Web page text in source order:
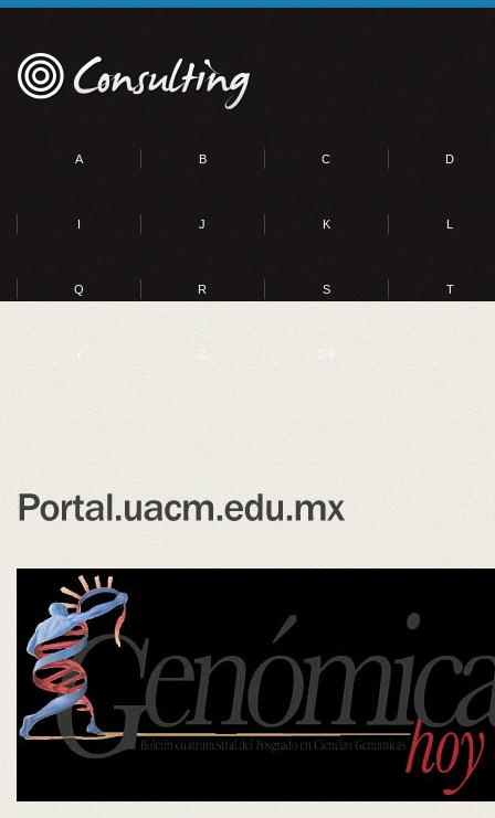
A B C D
I J K L
Q R S T
Y Z 0-9